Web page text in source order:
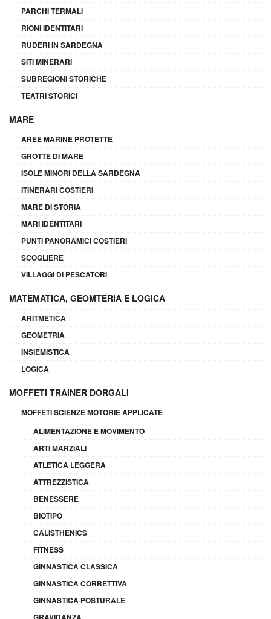
PARCHI TERMALI
RIONI IDENTITARI
RUDERI IN SARDEGNA
SITI MINERARI
SUBREGIONI STORICHE
TEATRI STORICI
MARE
AREE MARINE PROTETTE
GROTTE DI MARE
ISOLE MINORI DELLA SARDEGNA
ITINERARI COSTIERI
MARE DI STORIA
MARI IDENTITARI
PUNTI PANORAMICI COSTIERI
SCOGLIERE
VILLAGGI DI PESCATORI
MATEMATICA, GEOMTERIA E LOGICA
ARITMETICA
GEOMETRIA
INSIEMISTICA
LOGICA
MOFFETI TRAINER DORGALI
MOFFETI SCIENZE MOTORIE APPLICATE
ALIMENTAZIONE E MOVIMENTO
ARTI MARZIALI
ATLETICA LEGGERA
ATTREZZISTICA
BENESSERE
BIOTIPO
CALISTHENICS
FITNESS
GINNASTICA CLASSICA
GINNASTICA CORRETTIVA
GINNASTICA POSTURALE